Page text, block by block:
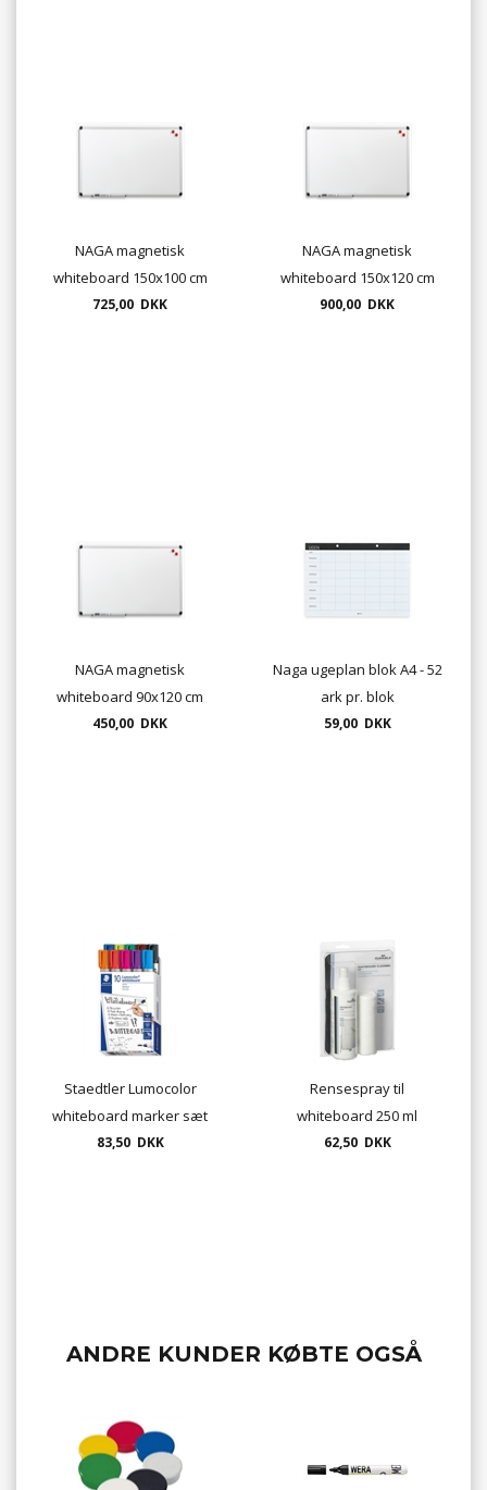
NAGA magnetisk
whiteboard 150x100 cm
med aluramme (gratis
725,00 DKK
NAGA magnetisk
whiteboard 150x120 cm
med aluramme (gratis
900,00 DKK
NAGA magnetisk
whiteboard 90x120 cm
med aluramme
450,00 DKK
Naga ugeplan blok A4 - 52
ark pr. blok
59,00 DKK
Staedtler Lumocolor
whiteboard marker sæt
med 10 farver
83,50 DKK
Rensespray til
whiteboard 250 ml
Durable inkl.
62,50 DKK
ANDRE KUNDER KØBTE OGSÅ